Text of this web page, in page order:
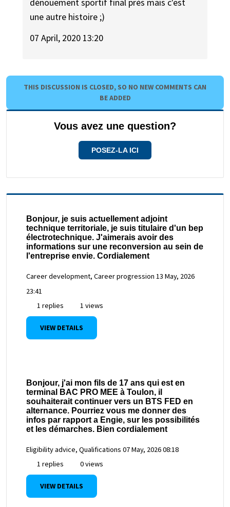
dénouement sportif final près mais c'est
une autre histoire ;)
07 April, 2020 13:20
THIS DISCUSSION IS CLOSED, SO NO NEW COMMENTS CAN
BE ADDED
Vous avez une question?
POSEZ-LA ICI
Bonjour, je suis actuellement adjoint
technique territoriale, je suis titulaire d'un bep
électrotechnique. J'aimerais avoir des
informations sur une reconversion au sein de
l'entreprise envie. Cordialement
Career development, Career progression 13 May, 2026
23:41
1 replies
1 views
VIEW DETAILS
Bonjour, j'ai mon fils de 17 ans qui est en
terminal BAC PRO MEE à Toulon, il
souhaiterait continuer vers un BTS FED en
alternance. Pourriez vous me donner des
infos par rapport a Engie, sur les possibilités
et les démarches. Bien cordialement
Eligibility advice, Qualifications 07 May, 2026 08:18
1 replies
0 views
VIEW DETAILS